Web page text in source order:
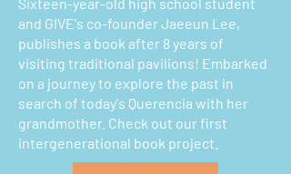
and GIVE's co-founder Jaeeun Lee,
publishes a book after 8 years of
visiting traditional pavilions! Embarked
on a journey to explore the past in
search of today's Querencia with her
grandmother. Check out our first
intergenerational book project.